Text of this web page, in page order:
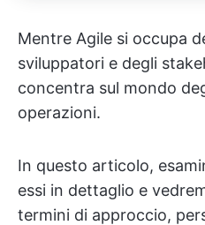
Mentre Agile si occupa
sviluppatori e degli
concentra sul mondo
operazioni.
In questo articolo,
essi in dettaglio e
termini di approccio,